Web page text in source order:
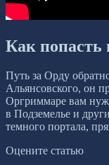
Как попасть
Путь за Орду
Альянсовского, он
Оргриммаре вам
в Подземелье и
темного портала,
Оцените статью